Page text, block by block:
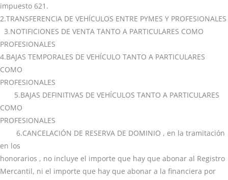
impuesto 621.
2.TRANSFERENCIA DE VEHÍCULOS ENTRE PYMES Y PROFESIONALES
3.NOTIFICIONES DE VENTA TANTO A PARTICULARES COMO
PROFESIONALES
4.BAJAS TEMPORALES DE VEHÍCULO TANTO A PARTICULARES
COMO
PROFESIONALES
5.BAJAS DEFINITIVAS DE VEHÍCULOS TANTO A PARTICULARES
COMO
PROFESIONALES
6.CANCELACIÓN DE RESERVA DE DOMINIO , en la tramitación
en los
honorarios , no incluye el importe que hay que abonar al Registro
Mercantil, ni el importe que hay que abonar a la financiera por